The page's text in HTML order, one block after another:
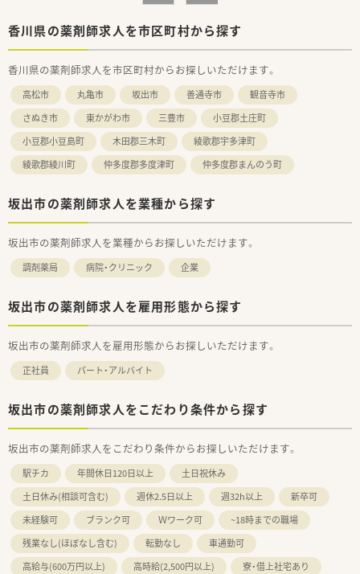
■服薬指導や調剤業務はもちろんの事、
混注業務、院内委員会参加、DI業務等、
理等、
病院薬剤師ならではの幅広い業務を対応して頂きます。
■入院する中で必要な薬を安全に服用していただくために、
他の医療スタッフにも情報提供しています。
■総医療従事者637名、薬剤師常時11名体制です。
■土・日・祝日の夜間勤務もローテーションでございます。
＜こんな方にもオススメ＞
■チーム医療に携わりたい方
少しでも気になった方はお問い合わせくださいませ
香川県の薬剤師求人を市区町村から探す
香川県の薬剤師求人を市区町村からお探しいただけます。
高松市 丸亀市 坂出市 善通寺市
観音寺市
さぬき市
東かがわ市 三豊市
小豆郡土庄町
小豆郡小豆島町
木田郡三木町
綾歌郡宇多津町
綾歌郡綾川町
仲多度郡多度津町 仲多度郡まんのう町
坂出市の薬剤師求人を業種から探す
坂出市の薬剤師求人を業種からお探しいただけます。
調剤薬局 病院・クリニック 企業
坂出市の薬剤師求人を雇用形態から探す
坂出市の薬剤師求人を雇用形態からお探しいただけます。
正社員 パート・アルバイト
坂出市の薬剤師求人をこだわり条件から探す
坂出市の薬剤師求人をこだわり条件からお探しいただけます。
駅チカ 年間休日120日以上
土日祝休み
土日休み(相談可含む)
週休2.5日以上 週32h以上
新卒可
未経験可
ブランク可 Ｗワーク可
~18時までの職場
残業なし(ほぼなし含む)
転勤なし
車通勤可
高給与(600万円以上)
高時給(2,500円以上)
寮・借上社宅あり